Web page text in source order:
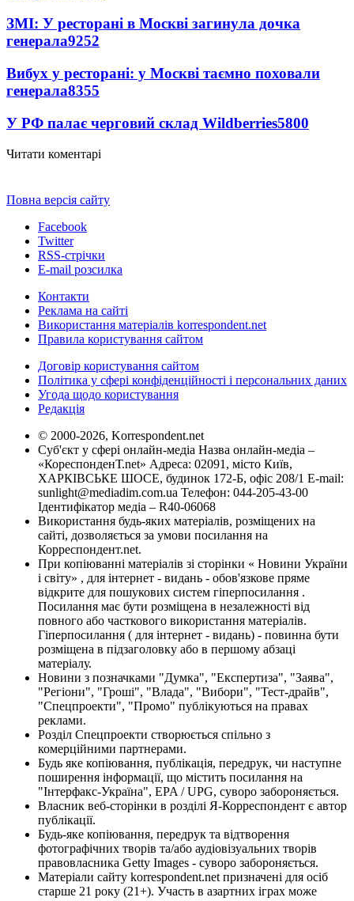
ЗМІ: У ресторані в Москві загинула дочка
генерала9252
Вибух у ресторані: у Москві таємно поховали
генерала8355
У РФ палає черговий склад Wildberries5800
Читати коментарі
Повна версія сайту
Facebook
Twitter
RSS-стрічки
E-mail розсилка
Контакти
Реклама на сайті
Використання матеріалів korrespondent.net
Правила користування сайтом
Договір користування сайтом
Політика у сфері конфіденційності і персональних даних
Угода щодо користування
Редакція
© 2000-2026, Korrespondent.net
Суб'єкт у сфері онлайн-медіа Назва онлайн-медіа –
«КореспонденТ.net» Адреса: 02091, місто Київ,
ХАРКІВСЬКЕ ШОСЕ, будинок 172-Б, офіс 208/1 E-mail:
sunlight@mediadim.com.ua Телефон: 044-205-43-00
Ідентифікатор медіа – R40-06068
Використання будь-яких матеріалів, розміщених на
сайті, дозволяється за умови посилання на
Корреспондент.net.
При копіюванні матеріалів зі сторінки « Новини України
і світу» , для інтернет - видань - обов'язкове пряме
відкрите для пошукових систем гіперпосилання .
Посилання має бути розміщена в незалежності від
повного або часткового використання матеріалів.
Гіперпосилання ( для інтернет - видань) - повинна бути
розміщена в підзаголовку або в першому абзаці
матеріалу.
Новини з позначками "Думка", "Експертиза", "Заява",
"Регіони", "Гроші", "Влада", "Вибори", "Тест-драйв",
"Спецпроекти", "Промо" публікуються на правах
реклами.
Розділ Спецпроекти створюється спільно з
комерційними партнерами.
Будь яке копіювання, публікація, передрук, чи наступне
поширення інформації, що містить посилання на
"Інтерфакс-Україна", EPA / UPG, суворо забороняється.
Власник веб-сторінки в розділі Я-Корреспондент є автор
публікації.
Будь-яке копіювання, передрук та відтворення
фотографічних творів та/або аудіовізуальних творів
правовласника Getty Images - суворо забороняється.
Матеріали сайту korrespondent.net призначені для осіб
старше 21 року (21+). Участь в азартних іграх може